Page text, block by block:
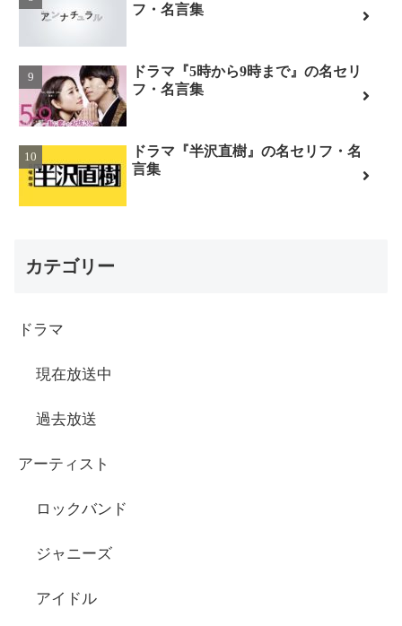
フ・名言集
ドラマ『5時から9時まで』の名セリ
フ・名言集
ドラマ『半沢直樹』の名セリフ・名
言集
カテゴリー
ドラマ
現在放送中
過去放送
アーティスト
ロックバンド
ジャニーズ
アイドル